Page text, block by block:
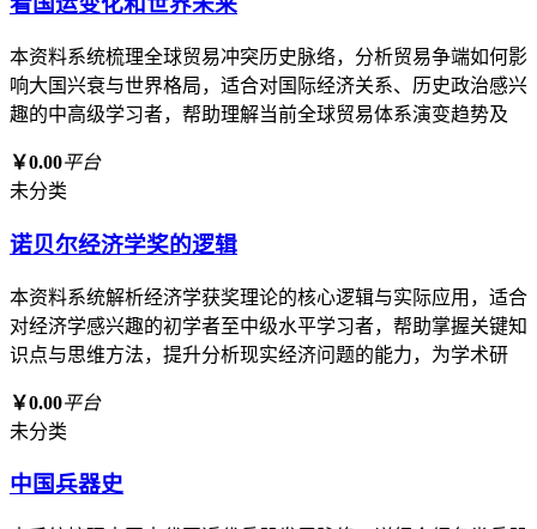
本资料系统梳理全球贸易冲突历史脉络，分析贸易争端如何影
响大国兴衰与世界格局，适合对国际经济关系、历史政治感兴
趣的中高级学习者，帮助理解当前全球贸易体系演变趋势及
￥0.00平台
未分类
诺贝尔经济学奖的逻辑
本资料系统解析经济学获奖理论的核心逻辑与实际应用，适合
对经济学感兴趣的初学者至中级水平学习者，帮助掌握关键知
识点与思维方法，提升分析现实经济问题的能力，为学术研
￥0.00平台
未分类
中国兵器史